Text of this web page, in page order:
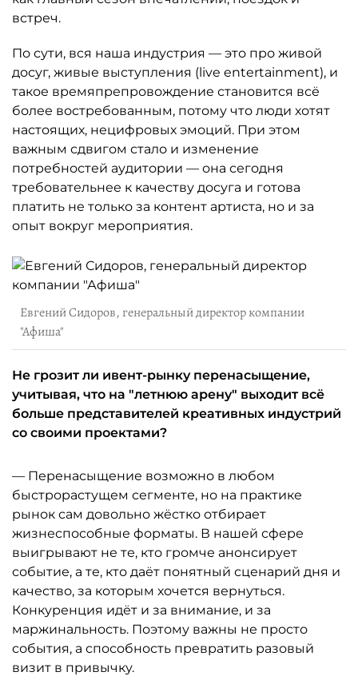
встреч.
По сути, вся наша индустрия — это про живой
досуг, живые выступления (live entertainment), и
такое времяпрепровождение становится всё
более востребованным, потому что люди хотят
настоящих, нецифровых эмоций. При этом
важным сдвигом стало и изменение
потребностей аудитории — она сегодня
требовательнее к качеству досуга и готова
платить не только за контент артиста, но и за
опыт вокруг мероприятия.
Евгений Сидоров, генеральный директор компании
"Афиша"
Не грозит ли ивент-рынку перенасыщение,
учитывая, что на "летнюю арену" выходит всё
больше представителей креативных индустрий
со своими проектами?
— Перенасыщение возможно в любом
быстрорастущем сегменте, но на практике
рынок сам довольно жёстко отбирает
жизнеспособные форматы. В нашей сфере
выигрывают не те, кто громче анонсирует
событие, а те, кто даёт понятный сценарий дня и
качество, за которым хочется вернуться.
Конкуренция идёт и за внимание, и за
маржинальность. Поэтому важны не просто
события, а способность превратить разовый
визит в привычку.